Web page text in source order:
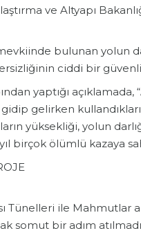
ve Altyapı
bulunan yolun
ciddi bir
yaptığı
gelirken
yüksekliği, yolun
birçok ölümlü kazaya
Tünelleri ile Mahmutlar
bir adım